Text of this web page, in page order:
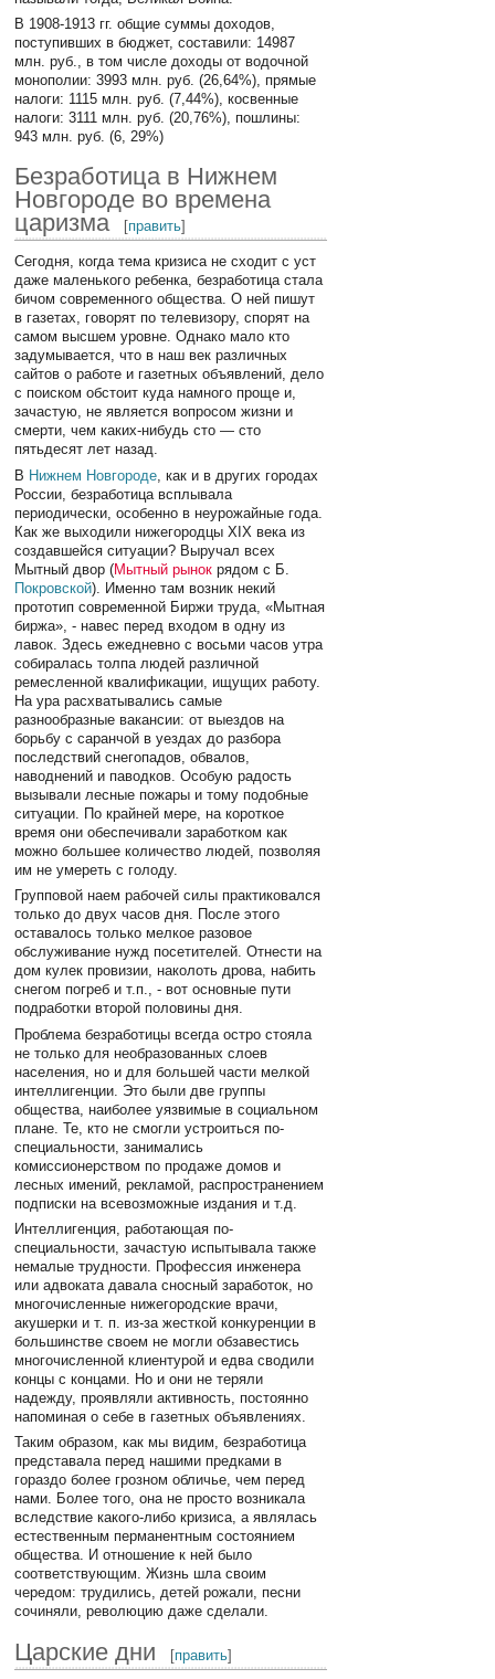
В 1908-1913 гг. общие суммы доходов,
поступивших в бюджет, составили: 14987
млн. руб., в том числе доходы от водочной
монополии: 3993 млн. руб. (26,64%), прямые
налоги: 1115 млн. руб. (7,44%), косвенные
налоги: 3111 млн. руб. (20,76%), пошлины:
943 млн. руб. (6, 29%)
Безработица в Нижнем
Новгороде во времена
царизма
[править]
Сегодня, когда тема кризиса не сходит с уст
даже маленького ребенка, безработица стала
бичом современного общества. О ней пишут
в газетах, говорят по телевизору, спорят на
самом высшем уровне. Однако мало кто
задумывается, что в наш век различных
сайтов о работе и газетных объявлений, дело
с поиском обстоит куда намного проще и,
зачастую, не является вопросом жизни и
смерти, чем каких-нибудь сто — сто
пятьдесят лет назад.
В Нижнем Новгороде , как и в других городах
России, безработица всплывала
периодически, особенно в неурожайные года.
Как же выходили нижегородцы XIX века из
создавшейся ситуации? Выручал всех
Мытный двор (Мытный рынок рядом с Б.
Покровской). Именно там возник некий
прототип современной Биржи труда, «Мытная
биржа», - навес перед входом в одну из
лавок. Здесь ежедневно с восьми часов утра
собиралась толпа людей различной
ремесленной квалификации, ищущих работу.
На ура расхватывались самые
разнообразные вакансии: от выездов на
борьбу с саранчой в уездах до разбора
последствий снегопадов, обвалов,
наводнений и паводков. Особую радость
вызывали лесные пожары и тому подобные
ситуации. По крайней мере, на короткое
время они обеспечивали заработком как
можно большее количество людей, позволяя
им не умереть с голоду.
Групповой наем рабочей силы практиковался
только до двух часов дня. После этого
оставалось только мелкое разовое
обслуживание нужд посетителей. Отнести на
дом кулек провизии, наколоть дрова, набить
снегом погреб и т.п., - вот основные пути
подработки второй половины дня.
Проблема безработицы всегда остро стояла
не только для необразованных слоев
населения, но и для большей части мелкой
интеллигенции. Это были две группы
общества, наиболее уязвимые в социальном
плане. Те, кто не смогли устроиться по-
специальности, занимались
комиссионерством по продаже домов и
лесных имений, рекламой, распространением
подписки на всевозможные издания и т.д.
Интеллигенция, работающая по-
специальности, зачастую испытывала также
немалые трудности. Профессия инженера
или адвоката давала сносный заработок, но
многочисленные нижегородские врачи,
акушерки и т. п. из-за жесткой конкуренции в
большинстве своем не могли обзавестись
многочисленной клиентурой и едва сводили
концы с концами. Но и они не теряли
надежду, проявляли активность, постоянно
напоминая о себе в газетных объявлениях.
Таким образом, как мы видим, безработица
представала перед нашими предками в
гораздо более грозном обличье, чем перед
нами. Более того, она не просто возникала
вследствие какого-либо кризиса, а являлась
естественным перманентным состоянием
общества. И отношение к ней было
соответствующим. Жизнь шла своим
чередом: трудились, детей рожали, песни
сочиняли, революцию даже сделали.
Царские дни [править]